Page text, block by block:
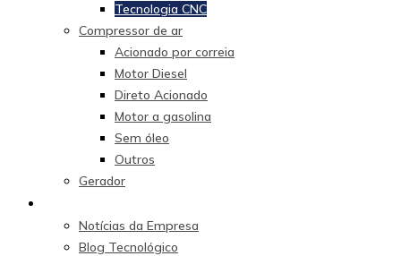
Tecnologia CNC
Compressor de ar
Acionado por correia
Motor Diesel
Direto Acionado
Motor a gasolina
Sem óleo
Outros
Gerador
Notícias da Empresa
Blog Tecnológico